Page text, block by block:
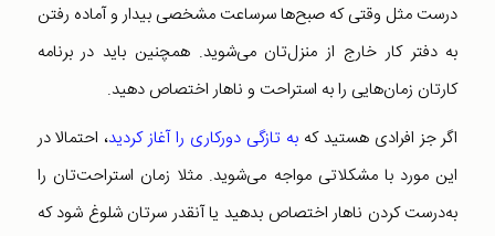
درست مثل وقتی که صبح‌ها سرساعت مشخصی بیدار و آماده رفتن
به دفتر کار خارج از منزل‌تان می‌شوید. همچنین باید در برنامه
کارتان زمان‌هایی را به استراحت و ناهار اختصاص دهید.
اگر جز افرادی هستید کهبه تازگی دور‌کاری را آغاز کردید، احتمالا در
این مورد با مشکلاتی مواجه می‌شوید. مثلا زمان استراحت‌تان را
به‌درست کردن ناهار اختصاص بدهید یا آنقدر سرتان شلوغ شود که